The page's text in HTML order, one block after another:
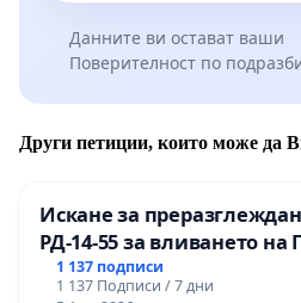
Данните ви остават ваши
Поверителност по
Други петиции, които може да
Искане за
РД-14-55 за вливането
гимназия по
Професионалната
1 137 подписи
1 137 Подписи / 7 дни